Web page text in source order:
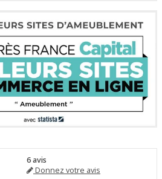
6avis
Donnez votre avis